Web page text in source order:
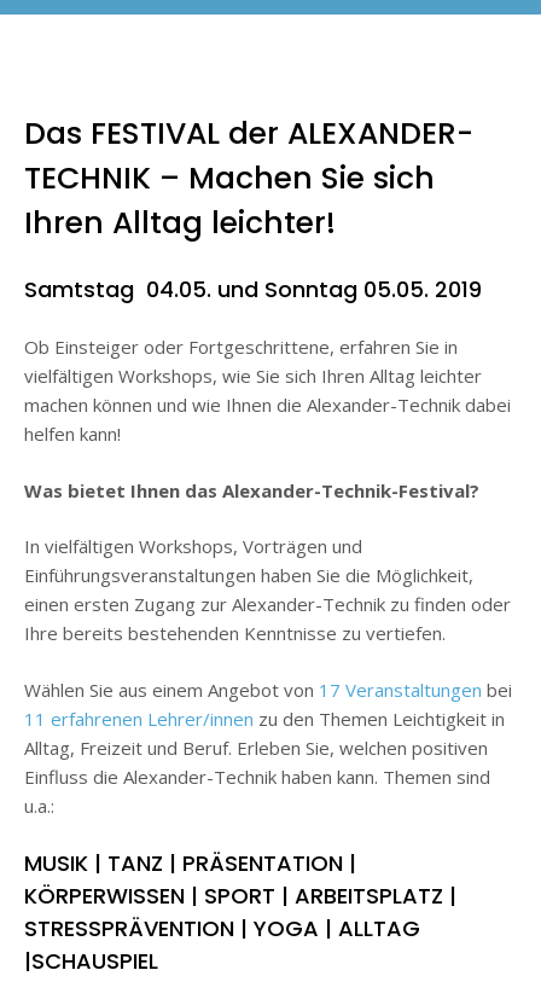
Das FESTIVAL der ALEXANDER-
TECHNIK – Machen Sie sich
Ihren Alltag leichter!
Samtstag 04.05. und Sonntag 05.05. 2019
Ob Einsteiger oder Fortgeschrittene, erfahren Sie in
vielfältigen Workshops, wie Sie sich Ihren Alltag leichter
machen können und wie Ihnen die Alexander-Technik dabei
helfen kann!
Was bietet Ihnen das Alexander-Technik-Festival?
In vielfältigen Workshops, Vorträgen und
Einführungsveranstaltungen haben Sie die Möglichkeit,
einen ersten Zugang zur Alexander-Technik zu finden oder
Ihre bereits bestehenden Kenntnisse zu vertiefen.
Wählen Sie aus einem Angebot von 17 Veranstaltungen bei
11 erfahrenen Lehrer/innen zu den Themen Leichtigkeit in
Alltag, Freizeit und Beruf. Erleben Sie, welchen positiven
Einfluss die Alexander-Technik haben kann. Themen sind
u.a.:
MUSIK | TANZ | PRÄSENTATION |
KÖRPERWISSEN | SPORT | ARBEITSPLATZ |
STRESSPRÄVENTION | YOGA | ALLTAG
|SCHAUSPIEL